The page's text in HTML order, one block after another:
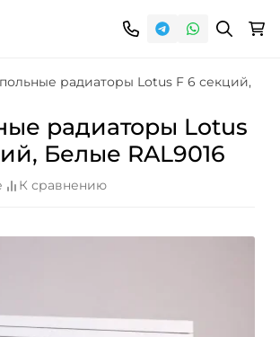
радиаторы Lotus F 6 секций,
радиаторы Lotus
Белые RAL9016
К сравнению